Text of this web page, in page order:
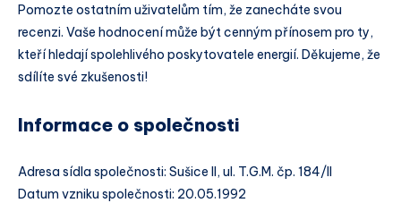
Pomozte ostatním uživatelům tím, že zanecháte svou
recenzi. Vaše hodnocení může být cenným přínosem pro ty,
kteří hledají spolehlivého poskytovatele energií. Děkujeme, že
sdílíte své zkušenosti!
Informace o společnosti
Adresa sídla společnosti: Sušice II, ul. T.G.M. čp. 184/II
Datum vzniku společnosti: 20.05.1992